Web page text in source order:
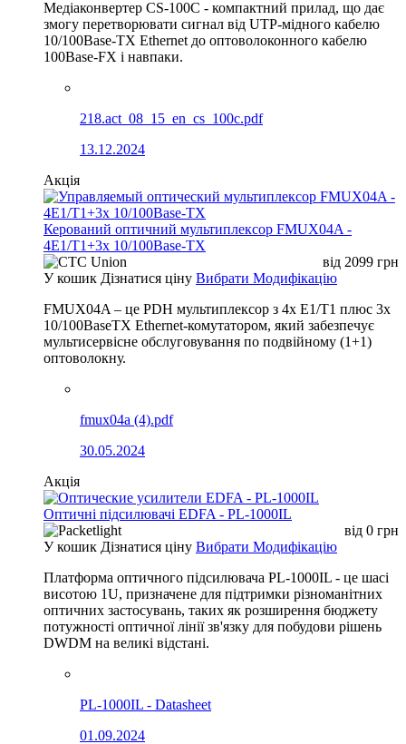
Медіаконвертер CS-100C - компактний прилад, що дає
змогу перетворювати сигнал від UTP-мідного кабелю
10/100Base-TX Ethernet до оптоволоконного кабелю
100Base-FX і навпаки.
218.act_08_15_en_cs_100c.pdf
13.12.2024
Акція
Керований оптичний мультиплексор FMUX04A -
4E1/T1+3x 10/100Base-TX
від 2099 грн
У кошик Дізнатися ціну Вибрати Модифікацію
FMUX04A – це PDH мультиплексор з 4x E1/T1 плюс 3x
10/100BaseTX Ethernet-комутатором, який забезпечує
мультисервісне обслуговування по подвійному (1+1)
оптоволокну.
fmux04a (4).pdf
30.05.2024
Акція
Оптичні підсилювачі EDFA - PL-1000IL
від 0 грн
У кошик Дізнатися ціну Вибрати Модифікацію
Платформа оптичного підсилювача PL-1000IL - це шасі
висотою 1U, призначене для підтримки різноманітних
оптичних застосувань, таких як розширення бюджету
потужності оптичної лінії зв'язку для побудови рішень
DWDM на великі відстані.
PL-1000IL - Datasheet
01.09.2024